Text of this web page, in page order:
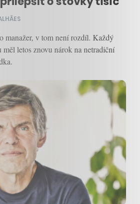
manažer, v tom není rozdíl. Každý
měl letos znovu nárok na netradiční